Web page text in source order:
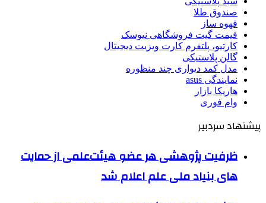
صندوق طلا
قهوه ساز
قیمت گیت فروشگاهی نیوسک
کارتیو، پلتفرم کارت ویزیت دیجیتال
گالن پلاستیکی
مدل کمد دیواری چند منظوره
نمایندگی asus
هاریکا بازار
وام فوری
پیشنهاد سردبیر
ظرفیت پژوهشی هر عضو هیئت‌علمی از حمایت
های بنیاد ملی علم اعلام شد